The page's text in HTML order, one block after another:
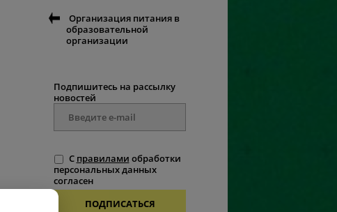
Организация питания в
образовательной
организации
Подпишитесь на рассылку
новостей
С правилами обработки
персональных данных
согласен
ПОДПИСАТЬСЯ